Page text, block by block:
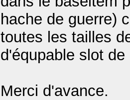
hache de guerre)
toutes les tailles
d'équpable slot
Merci d'avance.